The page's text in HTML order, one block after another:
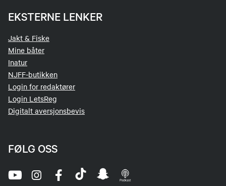
EKSTERNE LENKER
Jakt & Fiske
Mine båter
Inatur
NJFF-butikken
Login for redaktører
Login LetsReg
Digitalt aversjonsbevis
FØLG OSS